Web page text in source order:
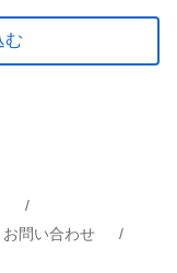
む
お問い合わせ